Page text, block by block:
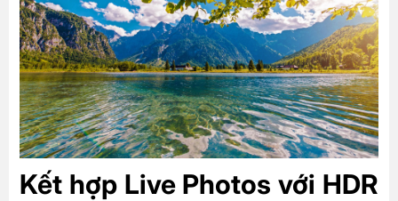
Kết hợp Live Photos với HDR